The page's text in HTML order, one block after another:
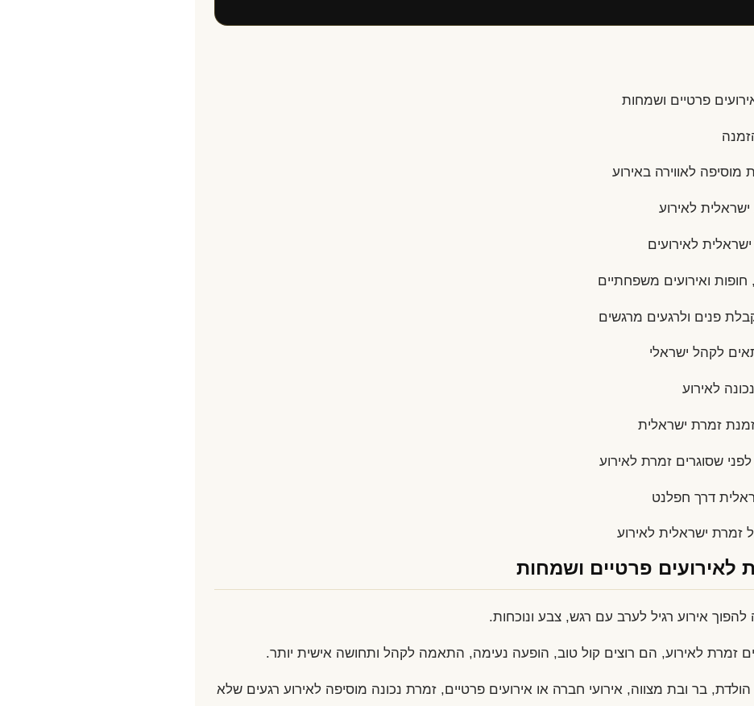
לאירועים פרטיים ושמחות
להפוך אירוע רגיל לערב עם רגש, צבע ונוכחות.
זמרת לאירוע, הם רוצים קול טוב, הופעה נעימה, התאמה לקהל ותחושה אישית יותר.
הולדת, בר ובת מצווה, אירועי חברה או אירועים פרטיים, זמרת נכונה מוסיפה לאירוע רגעים שלא